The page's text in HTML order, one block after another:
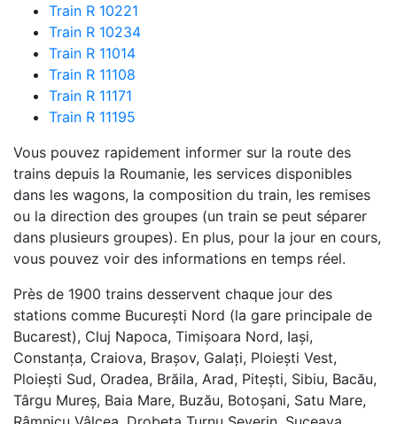
Train R 10221
Train R 10234
Train R 11014
Train R 11108
Train R 11171
Train R 11195
Vous pouvez rapidement informer sur la route des
trains depuis la Roumanie, les services disponibles
dans les wagons, la composition du train, les remises
ou la direction des groupes (un train se peut séparer
dans plusieurs groupes). En plus, pour la jour en cours,
vous pouvez voir des informations en temps réel.
Près de 1900 trains desservent chaque jour des
stations comme București Nord (la gare principale de
Bucarest), Cluj Napoca, Timișoara Nord, Iași,
Constanța, Craiova, Brașov, Galați, Ploiești Vest,
Ploiești Sud, Oradea, Brăila, Arad, Pitești, Sibiu, Bacău,
Târgu Mureș, Baia Mare, Buzău, Botoșani, Satu Mare,